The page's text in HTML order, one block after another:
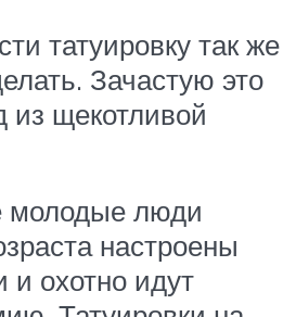
татуировку так же
Зачастую это
щекотливой
молодые люди
настроены
и охотно идут